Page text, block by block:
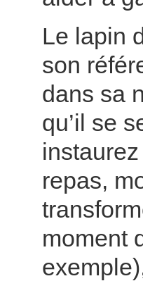
Le lapin
son
dans sa
qu’il se
repas,
moment